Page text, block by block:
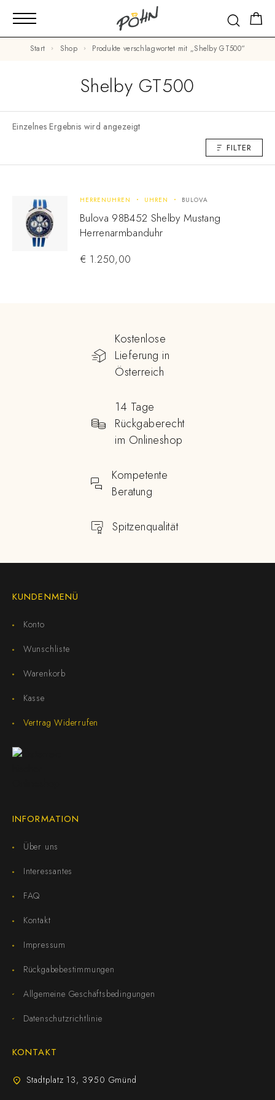
Start Shop Produkte verschlagwortet mit „Shelby GT500“
Shelby GT500
Einzelnes Ergebnis wird angezeigt
FILTER
HERRENUHREN UHREN BULOVA
Bulova 98B452 Shelby Mustang
Herrenarmbanduhr
€ 1.250,00
Kostenlose
Lieferung in
Österreich
14 Tage
Rückgaberecht
im Onlineshop
Kompetente
Beratung
Spitzenqualität
KUNDENMENÜ
Konto
Wunschliste
Warenkorb
Kasse
Vertrag Widerrufen
INFORMATION
Über uns
Interessantes
FAQ
Kontakt
Impressum
Rückgabebestimmungen
Allgemeine Geschäftsbedingungen
Datenschutzrichtlinie
KONTAKT
Stadtplatz 13, 3950 Gmünd